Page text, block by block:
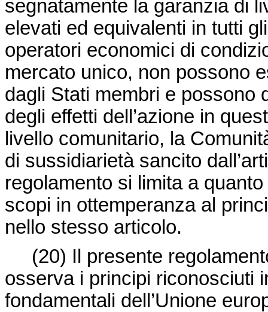
segnatamente la garanzia di
elevati ed equivalenti in tutti
operatori economici di
mercato unico, non possono
dagli Stati membri e possono
degli effetti dell’azione in
livello comunitario, la
di sussidiarietà sancito
regolamento si limita a
scopi in ottemperanza al
nello stesso articolo.
(20) Il presente
osserva i principi riconosciuti
fondamentali dell’Unione